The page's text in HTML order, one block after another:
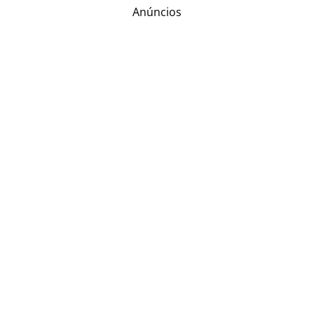
Anúncios